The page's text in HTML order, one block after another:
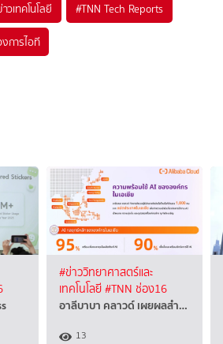
วเทคโนโลยี #TNN Tech Reports
การไอที
#ข่าววิทยาศาสตร์และ
เทคโนโลยี#TNN ช่อง16
อาลีบาบา คลาวด์ เผยผลสำ…
13